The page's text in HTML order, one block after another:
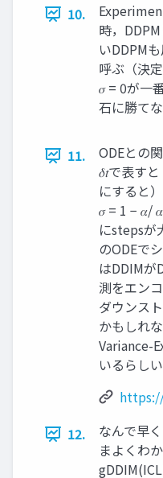
10.
時，
いDDPM
呼ぶ（決
𝜎 = 0が⼀
⽯に勝て
11.
ODEとの
𝛿𝑡で表す
にすると
𝜎 = 1 − 𝛼/
にstepsが
のODEで
はDDIMが
測をエン
ダウンス
かもしれ
Variance-
いるらし
12.
なんで早
まよくわ